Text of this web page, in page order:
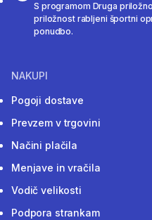
S programom Druga
priložnost rabljeni športni
ponudbo.
NAKUPI
Pogoji dostave
Prevzem v trgovini
Načini plačila
Menjave in vračila
Vodič velikosti
Podpora strankam